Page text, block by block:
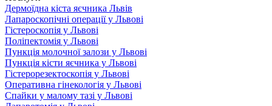
Дермоїдна кіста яєчника Львів
Лапароскопічні операції у Львові
Гістероскопія у Львові
Поліпектомія у Львові
Пункція молочної залози у Львові
Пункція кісти яєчника у Львові
Гістерорезектоскопія у Львові
Оперативна гінекологія у Львові
Спайки у малому тазі у Львові